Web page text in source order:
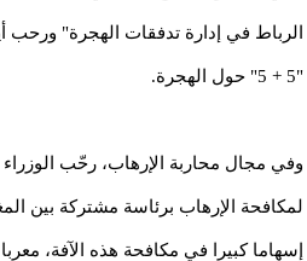
الرباط في إدارة تدفقات الهجرة" ورحب
"5 + 5" حول الهجرة.
وفي مجال محاربة الإرهاب، رحّب الوزراء
لمكافحة الإرهاب برئاسة مشتركة بين
إسهاما كبيرا في مكافحة هذه الآفة،